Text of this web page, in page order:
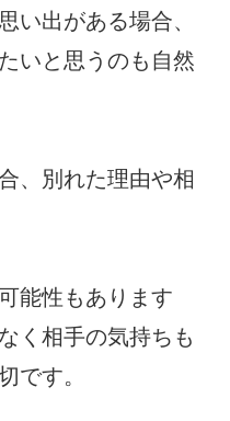
い出がある場合、
いと思うのも自然
、別れた理由や相
能性もあります
く相手の気持ちも
です。